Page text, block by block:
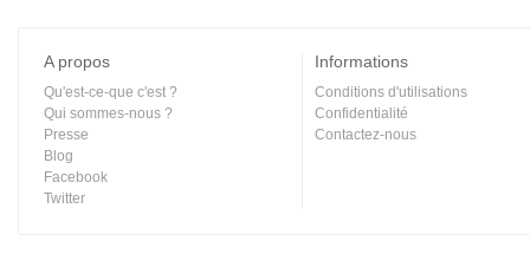
A propos
Qu'est-ce-que c'est ?
Qui sommes-nous ?
Presse
Blog
Facebook
Twitter
Informations
Conditions d'utilisations
Confidentialité
Contactez-nous